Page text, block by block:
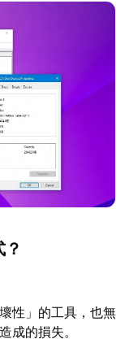
性」的工具，也無
成的損失。